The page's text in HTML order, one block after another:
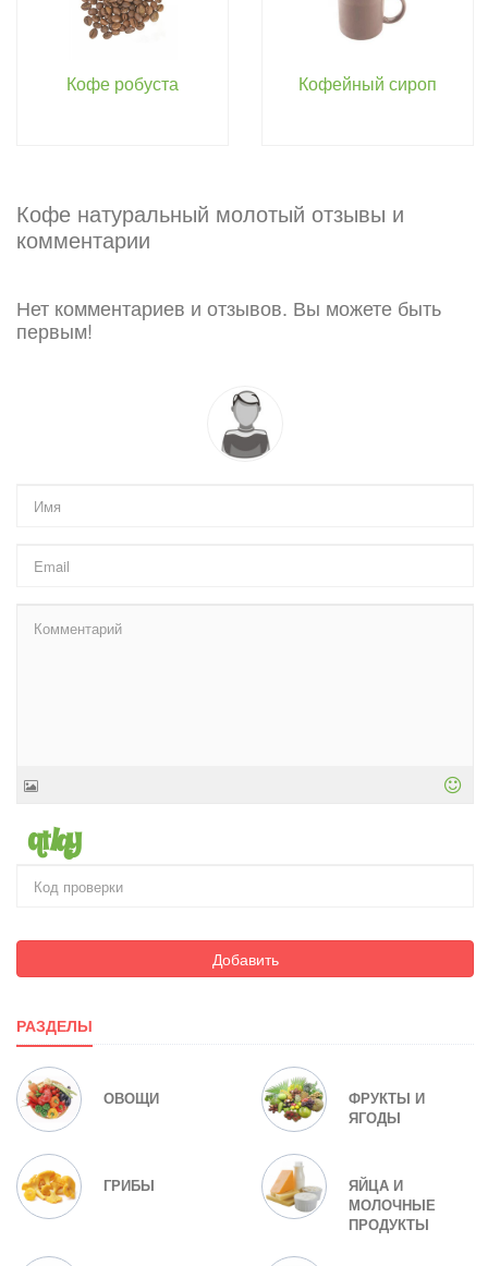
Кофе робуста Кофейный сироп
Кофе натуральный молотый отзывы и
комментарии
Нет комментариев и отзывов. Вы можете быть
первым!
Добавить
РАЗДЕЛЫ
ОВОЩИ
ФРУКТЫ И
ЯГОДЫ
ГРИБЫ
ЯЙЦА И
МОЛОЧНЫЕ
ПРОДУКТЫ